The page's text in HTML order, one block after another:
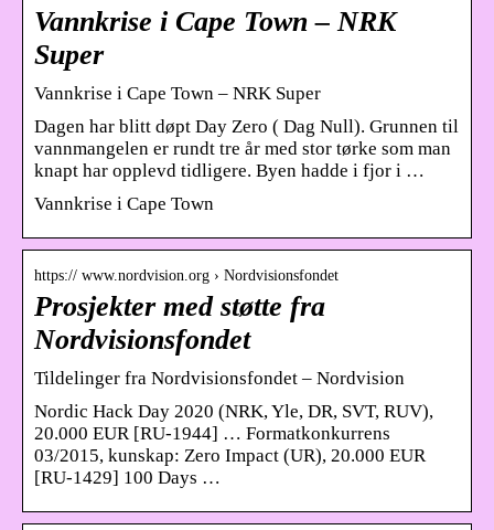
Vannkrise i Cape Town – NRK
Super
Vannkrise i Cape Town – NRK Super
Dagen har blitt døpt Day Zero ( Dag Null). Grunnen til
vannmangelen er rundt tre år med stor tørke som man
knapt har opplevd tidligere. Byen hadde i fjor i …
Vannkrise i Cape Town
https:// www.nordvision.org › Nordvisionsfondet
Prosjekter med støtte fra
Nordvisionsfondet
Tildelinger fra Nordvisionsfondet – Nordvision
Nordic Hack Day 2020 (NRK, Yle, DR, SVT, RUV),
20.000 EUR [RU-1944] … Formatkonkurrens
03/2015, kunskap: Zero Impact (UR), 20.000 EUR
[RU-1429] 100 Days …